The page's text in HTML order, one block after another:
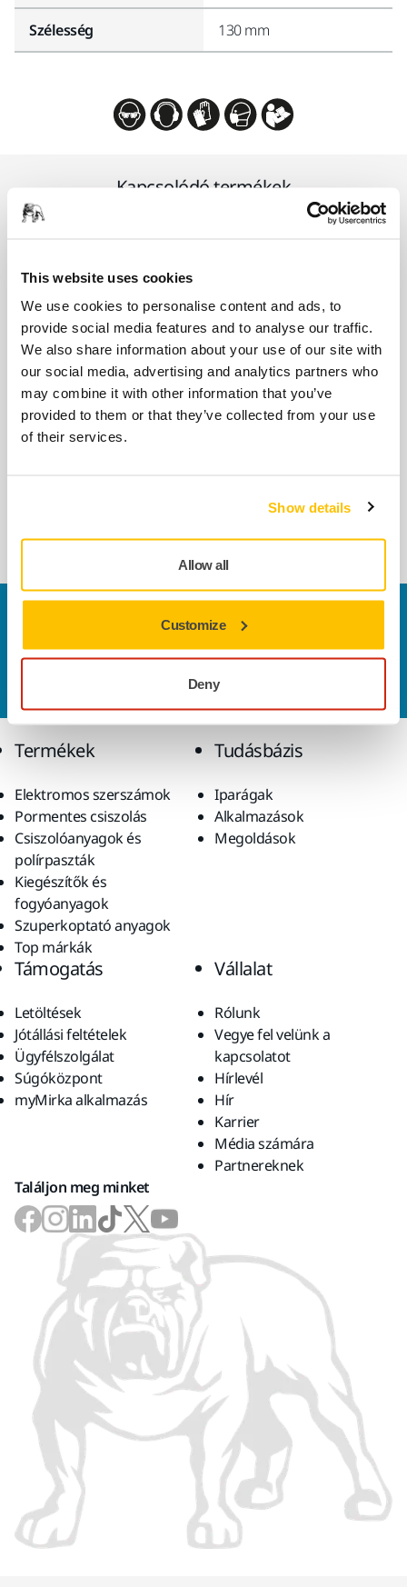
This website uses cookies
We use cookies to personalise content and ads, to
provide social media features and to analyse our traffic.
We also share information about your use of our site with
our social media, advertising and analytics partners who
may combine it with other information that you’ve
provided to them or that they’ve collected from your use
of their services.
Show details
Allow all
Customize
Deny
Szélesség 130 mm
Kapcsolódó termékek
Mirka DEXOS 1217 M AFC
Porelszívó professzionális használatra,
könnyen használható ergonomikus
kialakítással és kefe nélküli villanymotorral.
KOMPATIBILIS A KÖVETKEZŐKKEL
Mirka DEXOS 1217 M AFC with Hose
Ergonomikus kialakítás és szénkefementes
Vegye fel velünk a kapcsolatot
kapcsolatotés szakértő Támogató csapatunk
Termékek
Elektromos szerszámok
Pormentes csiszolás
Csiszolóanyagok és
polírpaszták
Kiegészítők és
fogyóanyagok
Szuperkoptató anyagok
Top márkák
Tudásbázis
Iparágak
Alkalmazások
Megoldások
Támogatás
Letöltések
Jótállási feltételek
Ügyfélszolgálat
Súgóközpont
myMirka alkalmazás
Vállalat
Rólunk
Vegye fel velünk a
kapcsolatot
Hírlevél
Hír
Karrier
Média számára
Partnereknek
Találjon meg minket